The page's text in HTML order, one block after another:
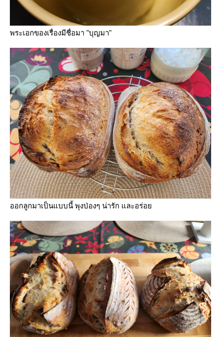
พระเอกของเรื่องมีชื่อมา "บุญมา"
ออกลูกมาเป็นแบบนี้ พุงป่องๆ น่ารัก และอร่อ